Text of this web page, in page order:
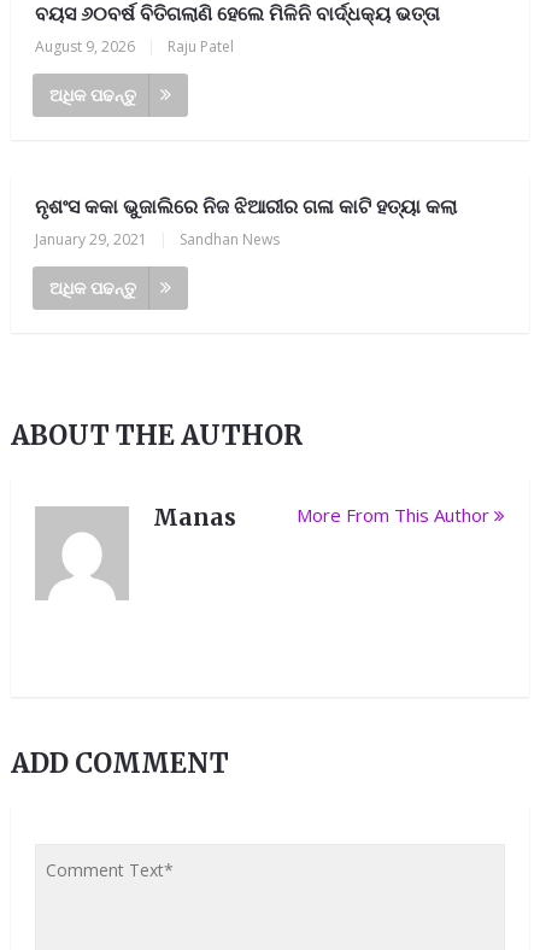
ବୟସ ୬୦ବର୍ଷ ବିତିଗଲାଣି ହେଲେ ମିଳିନି ବାର୍ଦ୍ଧକ୍ୟ ଭତ୍ତା
August 9, 2026 Raju Patel
ଅଧିକ ପଢନ୍ତୁ
ନୃଶଂସ କକା ଭୁଜାଲିରେ ନିଜ ଝିଆରୀର ଗଳା କାଟି ହତ୍ୟା କଲା
January 29, 2021 Sandhan News
ଅଧିକ ପଢନ୍ତୁ
ABOUT THE AUTHOR
Manas More From This Author
ADD COMMENT